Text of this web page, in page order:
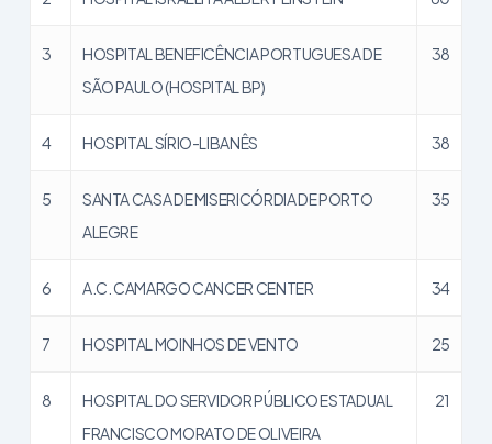
3
HOSPITAL BENEFICÊNCIA PORTUGUESA DE
SÃO PAULO (HOSPITAL BP)
38
4 HOSPITAL SÍRIO-LIBANÊS 38
5
SANTA CASA DE MISERICÓRDIA DE PORTO
ALEGRE
35
6 A.C. CAMARGO CANCER CENTER 34
7 HOSPITAL MOINHOS DE VENTO 25
8
HOSPITAL DO SERVIDOR PÚBLICO ESTADUAL
FRANCISCO MORATO DE OLIVEIRA
21